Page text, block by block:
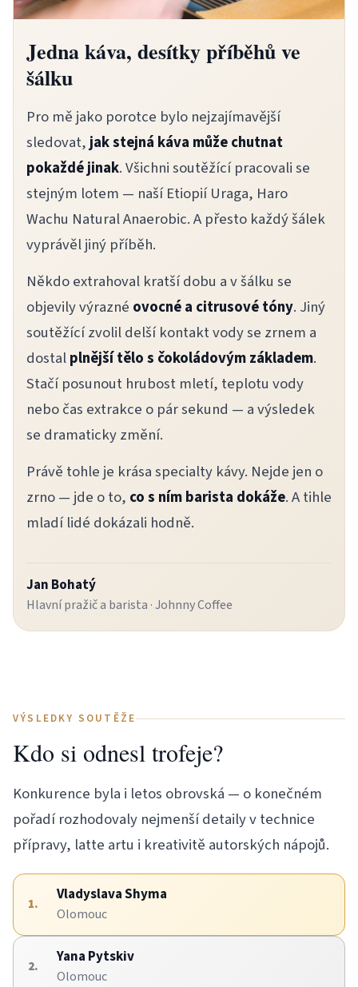
Jedna káva, desítky příběhů ve
šálku
Pro mě jako porotce bylo nejzajímavější
sledovat, jak stejná káva může chutnat
pokaždé jinak. Všichni soutěžící pracovali se
stejným lotem — naší Etiopií Uraga, Haro
Wachu Natural Anaerobic. A přesto každý šálek
vyprávěl jiný příběh.
Někdo extrahoval kratší dobu a v šálku se
objevily výrazné ovocné a citrusové tóny. Jiný
soutěžící zvolil delší kontakt vody se zrnem a
dostalplnější tělo s čokoládovým základem.
Stačí posunout hrubost mletí, teplotu vody
nebo čas extrakce o pár sekund — a výsledek
se dramaticky změní.
Právě tohle je krása specialty kávy. Nejde jen o
zrno — jde o to, co s ním barista dokáže. A tihle
mladí lidé dokázali hodně.
Jan Bohatý
Hlavní pražič a barista · Johnny Coffee
VÝSLEDKY SOUTĚŽE
Kdo si odnesl trofeje?
Konkurence byla i letos obrovská — o konečném
pořadí rozhodovaly nejmenší detaily v technice
přípravy, latte artu i kreativitě autorských nápojů.
1.
Vladyslava Shyma
Olomouc
2.
Yana Pytskiv
Olomouc